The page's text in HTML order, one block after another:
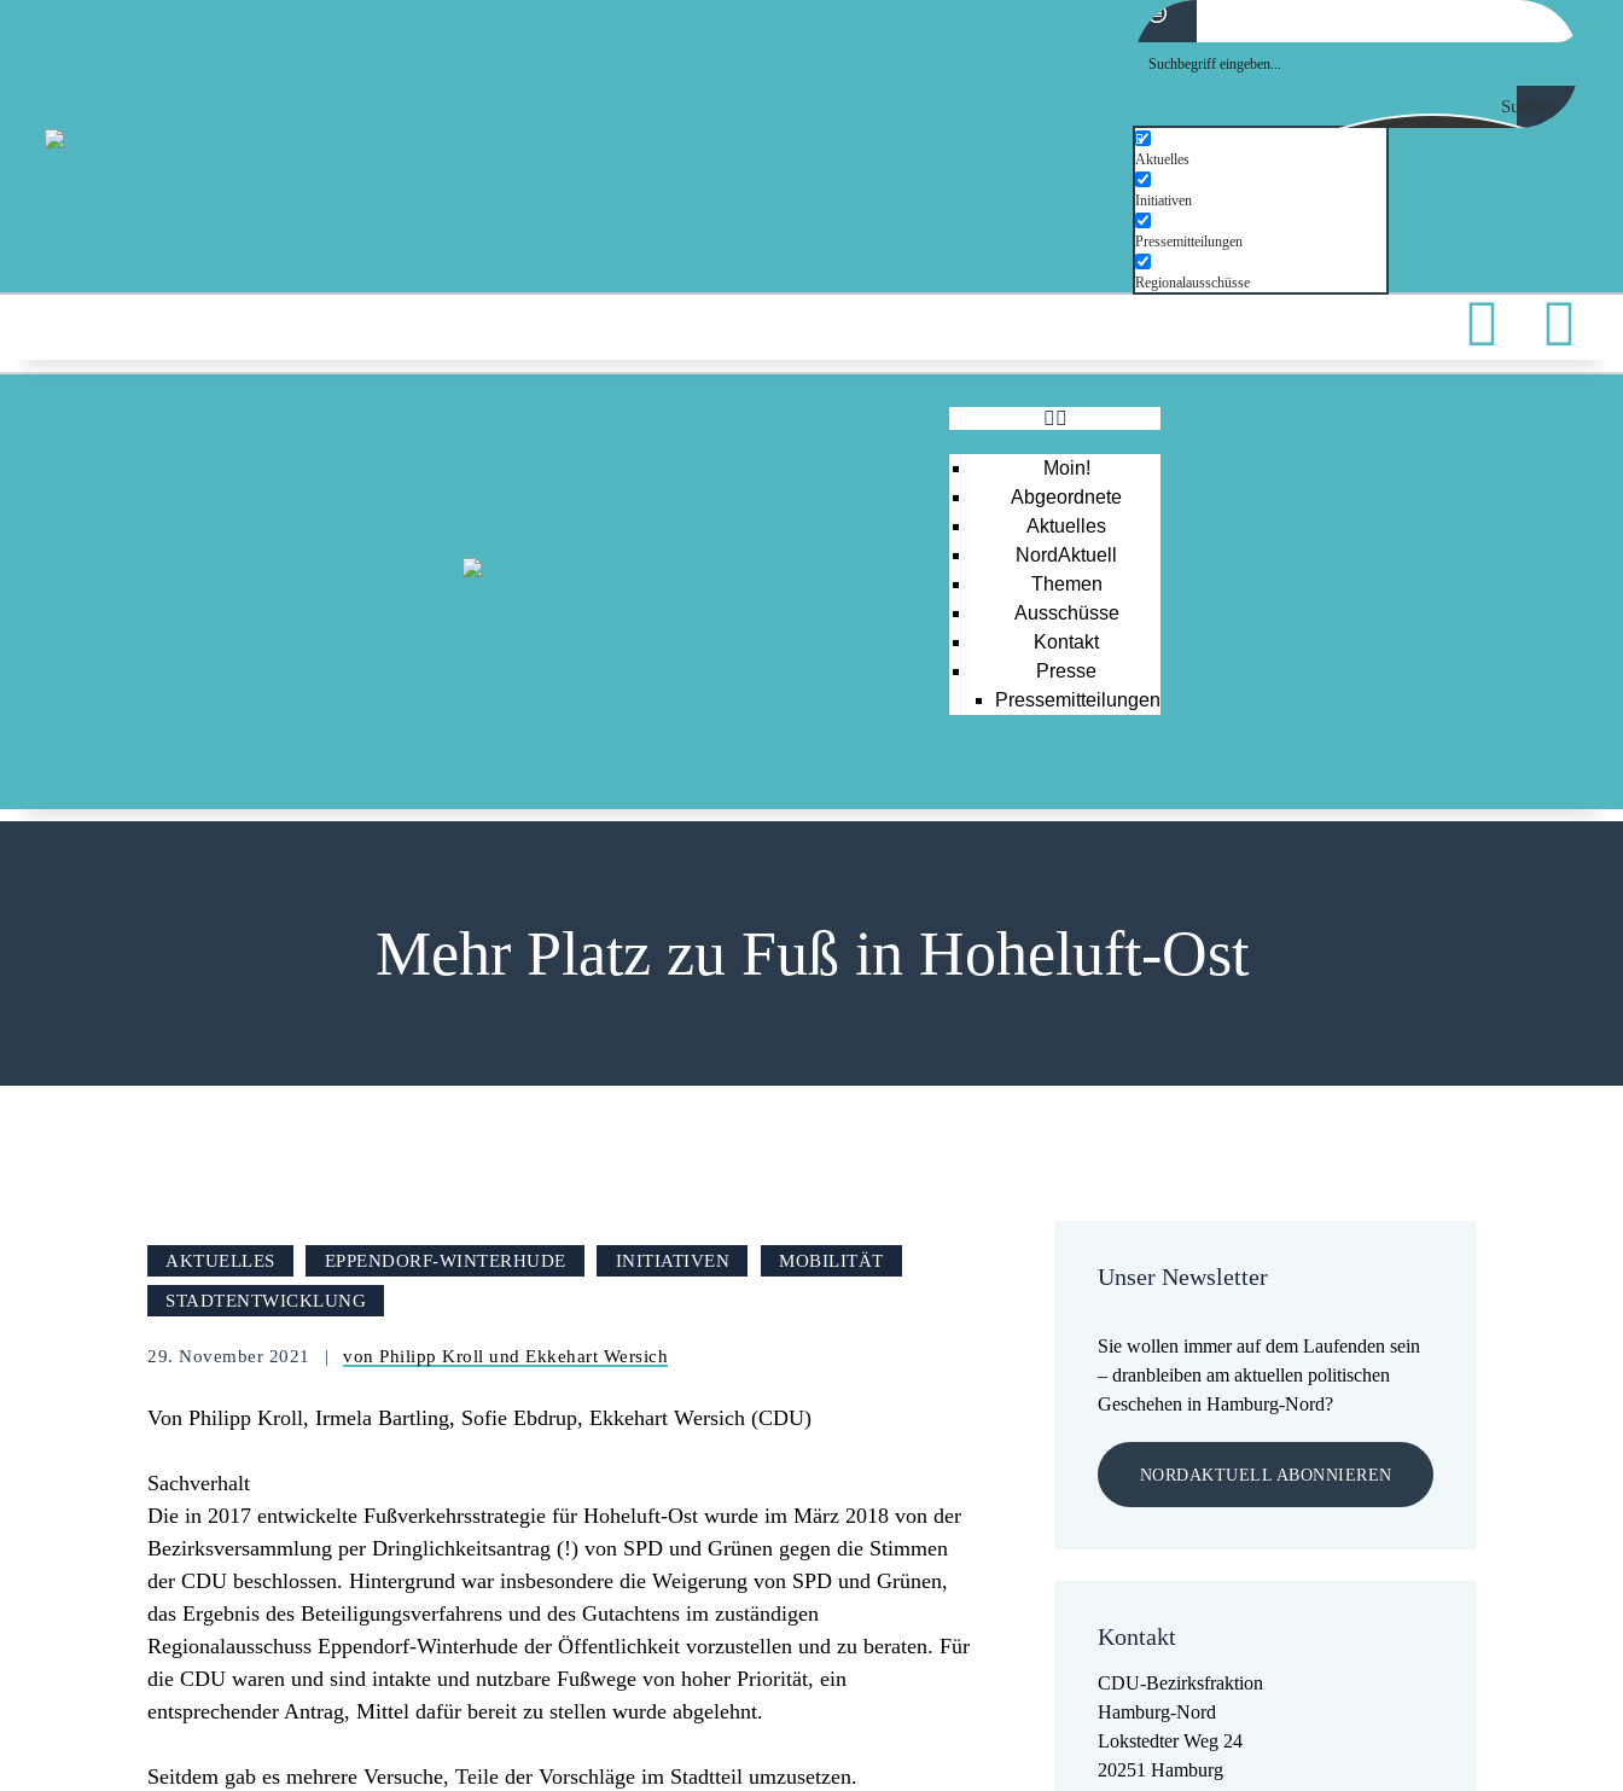
Suchen
Aktuelles
Initiativen
Pressemitteilungen
Regionalausschüsse
Moin!
Abgeordnete
Aktuelles
NordAktuell
Themen
Ausschüsse
Kontakt
Presse
Pressemitteilungen
Mehr Platz zu Fuß in Hoheluft-Ost
AKTUELLES EPPENDORF-WINTERHUDE INITIATIVEN
MOBILITÄT
STADTENTWICKLUNG
29. November 2021 von Philipp Kroll und Ekkehart Wersich
Von Philipp Kroll, Irmela Bartling, Sofie Ebdrup, Ekkehart Wersich (CDU)
Sachverhalt
Die in 2017 entwickelte Fußverkehrsstrategie für Hoheluft-Ost wurde im März 2018 von der
Bezirksversammlung per Dringlichkeitsantrag (!) von SPD und Grünen gegen die Stimmen
der CDU beschlossen. Hintergrund war insbesondere die Weigerung von SPD und Grünen,
das Ergebnis des Beteiligungsverfahrens und des Gutachtens im zuständigen
Regionalausschuss Eppendorf-Winterhude der Öffentlichkeit vorzustellen und zu beraten. Für
die CDU waren und sind intakte und nutzbare Fußwege von hoher Priorität, ein
entsprechender Antrag, Mittel dafür bereit zu stellen wurde abgelehnt.
Seitdem gab es mehrere Versuche, Teile der Vorschläge im Stadtteil umzusetzen.
Unser Newsletter
Sie wollen immer auf dem Laufenden sein
– dranbleiben am aktuellen politischen
Geschehen in Hamburg-Nord?
NORDAKTUELL ABONNIEREN
Kontakt
CDU-Bezirksfraktion
Hamburg-Nord
Lokstedter Weg 24
20251 Hamburg